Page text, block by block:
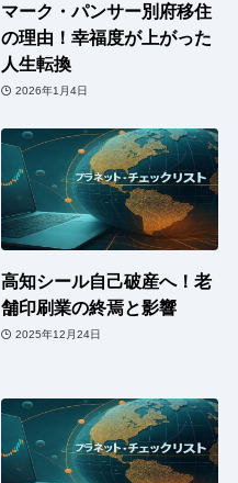
マーク・パンサー別府移住
の理由！幸福度が上がった
人生転換
2026年1月4日
高知シール自己破産へ！老
舗印刷業の終焉と影響
2025年12月24日